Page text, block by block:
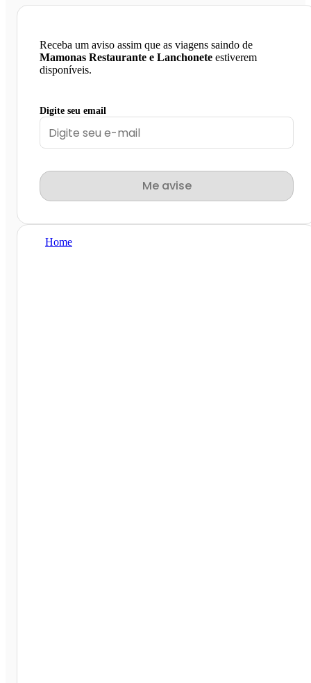
Receba um aviso assim que as viagens saindo de
Mamonas Restaurante e Lanchonete estiverem
disponíveis.
Digite seu email
Me avise
Home